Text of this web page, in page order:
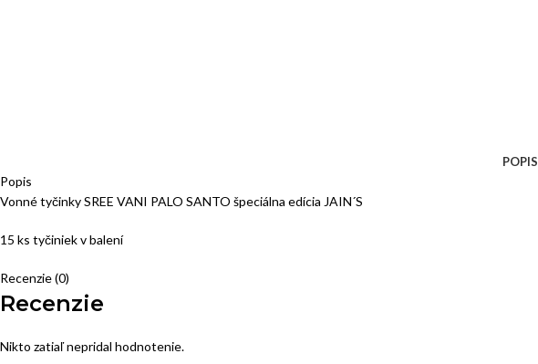
POPIS
Popis
Vonné tyčinky SREE VANI PALO SANTO špeciálna edícia JAIN´S
15 ks tyčiniek v balení
Recenzie (0)
Recenzie
Nikto zatiaľ nepridal hodnotenie.